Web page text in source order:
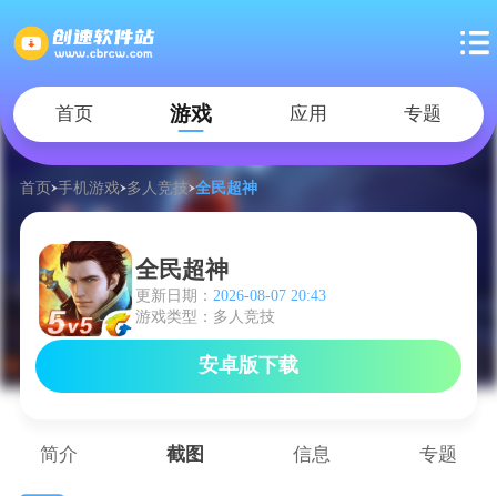
首页 游戏 应用 专题
首页 手机游戏 多人竞技 全民超神
全民超神
更新日期： 2026-08-07 20:43
游戏类型：多人竞技
安卓版下载
简介 截图 信息 专题